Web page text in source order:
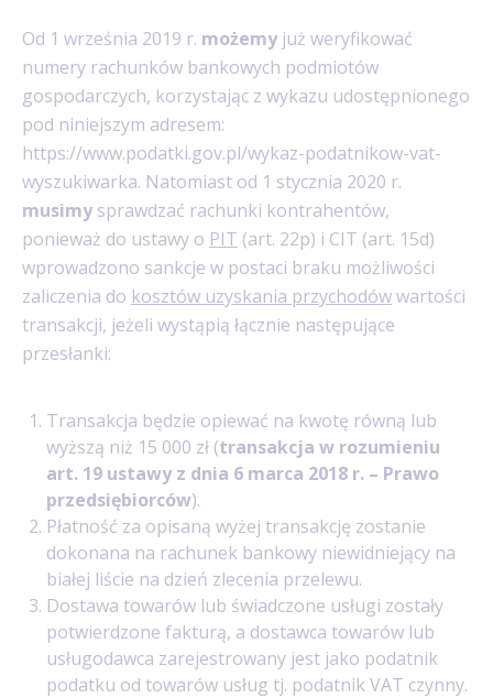
Od 1 września 2019 r. możemyjuż weryfikować
numery rachunków bankowych podmiotów
gospodarczych, korzystając z wykazu udostępnionego
pod niniejszym adresem:
https://www.podatki.gov.pl/wykaz-podatnikow-vat-
wyszukiwarka. Natomiast od 1 stycznia 2020 r.
musimysprawdzać rachunki kontrahentów,
ponieważ do ustawy o PIT (art. 22p) i CIT (art. 15d)
wprowadzono sankcje w postaci braku możliwości
zaliczenia do kosztów uzyskania przychodówwartości
transakcji, jeżeli wystąpią łącznie następujące
przesłanki:
Transakcja będzie opiewać na kwotę równą lub
wyższą niż 15 000 zł (transakcja w rozumieniu
art. 19 ustawy z dnia 6 marca 2018 r. – Prawo
przedsiębiorców).
Płatność za opisaną wyżej transakcję zostanie
dokonana na rachunek bankowy niewidniejący na
białej liście na dzień zlecenia przelewu.
Dostawa towarów lub świadczone usługi zostały
potwierdzone fakturą, a dostawca towarów lub
usługodawca zarejestrowany jest jako podatnik
podatku od towarów usług tj. podatnik VAT czynny.